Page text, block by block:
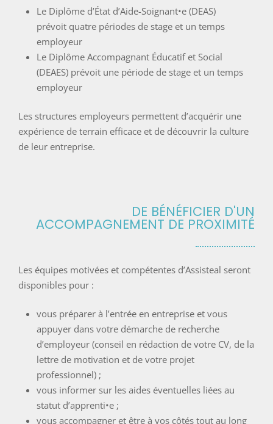
Le Diplôme d’État d’Aide-Soignant•e (DEAS)
prévoit quatre périodes de stage et un temps
employeur
Le Diplôme Accompagnant Éducatif et Social
(DEAES) prévoit une période de stage et un temps
employeur
Les structures employeurs permettent d’acquérir une
expérience de terrain efficace et de découvrir la culture
de leur entreprise.
DE BÉNÉFICIER D'UN
ACCOMPAGNEMENT DE PROXIMITÉ
Les équipes motivées et compétentes d’Assisteal seront
disponibles pour :
vous préparer à l’entrée en entreprise et vous
appuyer dans votre démarche de recherche
d’employeur (conseil en rédaction de votre CV, de la
lettre de motivation et de votre projet
professionnel) ;
vous informer sur les aides éventuelles liées au
statut d’apprenti•e ;
vous accompagner et être à vos côtés tout au long